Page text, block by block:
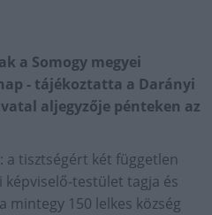
a Somogy megyei
- tájékoztatta a Darányi
aljegyzője pénteken az
tisztségért két független
testület tagja és
mintegy 150 lelkes község